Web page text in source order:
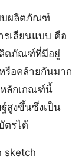
ลิตภัณฑ์
รเลียนแบบ คือ
ตภัณฑ์ที่มีอยู่
รือคล้ายกันมาก
ลักเกณฑ์นี้
สูงขึ้นซึ่งเป็น
ตรได้
sketch